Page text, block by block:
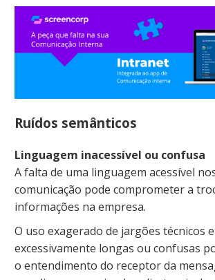
Ruídos semânticos
Linguagem inacessível ou confusa
A falta de uma linguagem acessível
comunicação pode comprometer a
informações na empresa.
O uso exagerado de jargões técnicos
excessivamente longas ou confusas
o entendimento do receptor da